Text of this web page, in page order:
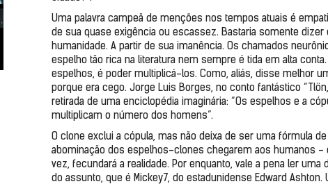
Uma palavra campeã de menções nos tempos atuais é
de sua quase exigência ou escassez. Bastaria somente
humanidade. A partir de sua imanência. Os chamados
espelho tão rica na literatura nem sempre é tida em alta
espelhos, é poder multiplicá-los. Como, aliás, disse melhor
porque era cego. Jorge Luis Borges, no conto fantástico
retirada de uma enciclopédia imaginária: “Os espelhos e a
multiplicam o número dos homens”.
O clone exclui a cópula, mas não deixa de ser uma fórmula
abominação dos espelhos-clones chegarem aos humanos -
vez, fecundará a realidade. Por enquanto, vale a pena ler
do assunto, que é Mickey7, do estadunidense Edward Ashton.